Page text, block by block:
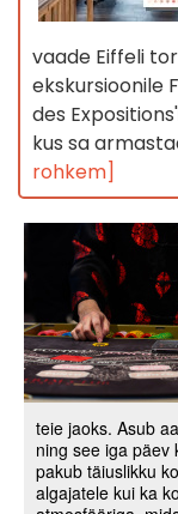
vaade Eiffeli
ekskursioonile
des
kus sa
rohkem]